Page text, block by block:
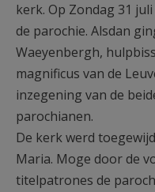
kerk. Op Zondag 31
de parochie. Alsdan
Waeyenbergh,
magnificus van de
inzegening van de
parochianen.
De kerk werd
Maria. Moge door de
titelpatrones de